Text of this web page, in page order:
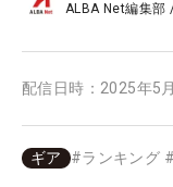
ALBA Net編集部
配信日時： 2025年5
ギア #ランキング #